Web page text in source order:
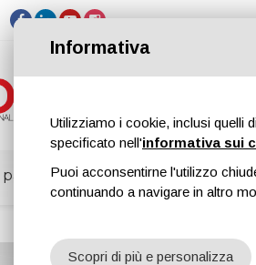
ipcmPedia Notizie
Informativa
Utilizziamo i cookie, inclusi quelli
specificato nell'informativa sui
Puoi acconsentirne l'utilizzo
continuando a navigare in altro
Scopri di più e personalizza